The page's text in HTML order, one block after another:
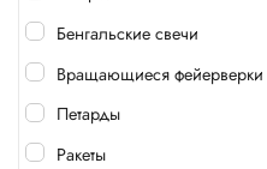
Бенгальские свечи
Вращающиеся фейерверки
Петарды
Ракеты